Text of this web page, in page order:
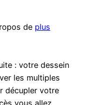
de plus
: votre dessein
les multiples
décupler votre